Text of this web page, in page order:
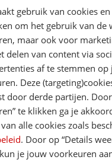
FREELIFE
gebruik van cookies
om het gebruik van de
maar ook voor
delen van content via
af te stemmen op
Deze
door derde partijen.
te klikken ga je
alle cookies zoals
. Door op “Details
je jouw voorkeuren